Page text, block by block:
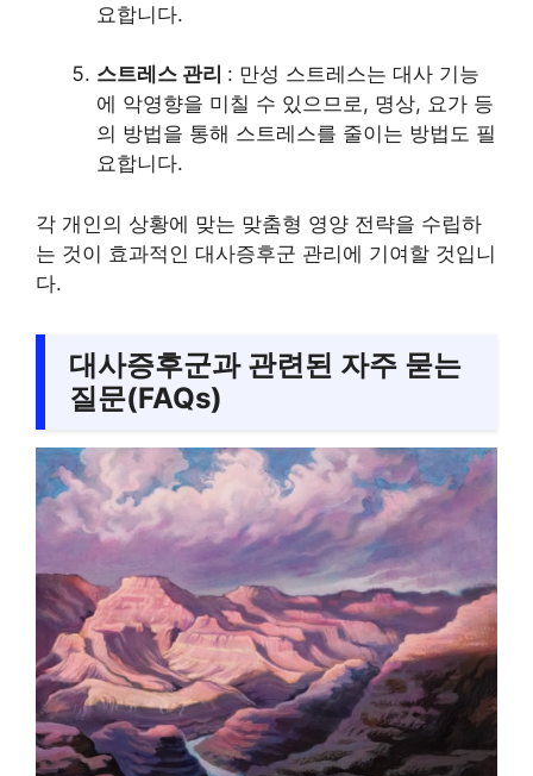
요합니다.
스트레스 관리 : 만성 스트레스는 대사 기능
에 악영향을 미칠 수 있으므로, 명상, 요가 등
의 방법을 통해 스트레스를 줄이는 방법도 필
요합니다.
각 개인의 상황에 맞는 맞춤형 영양 전략을 수립하
는 것이 효과적인 대사증후군 관리에 기여할 것입니
다.
대사증후군과 관련된 자주 묻는
질문(FAQs)